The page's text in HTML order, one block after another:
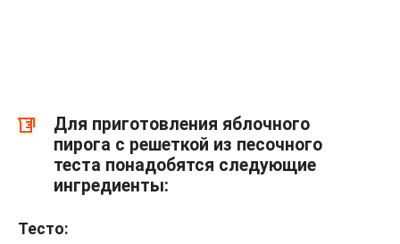
Для приготовления яблочного
пирога с решеткой из песочного
теста понадобятся следующие
ингредиенты:
Тесто: